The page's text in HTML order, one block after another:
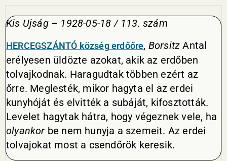
Kis Ujság – 1928-05-18 / 113. szám
HERCEGSZÁNTÓ község erdőőre, Borsitz Antal
erélyesen üldözte azokat, akik az erdőben
tolvajkodnak. Haragudtak többen ezért az
őrre. Meglesték, mikor hagyta el az erdei
kunyhóját és elvitték a subáját, kifosztották.
Levelet hagytak hátra, hogy végeznek vele, ha
olyankor be nem hunyja a szemeit. Az erdei
tolvajokat most a csendőrök keresik.